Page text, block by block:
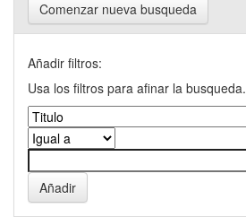
Comenzar nueva busqueda
Añadir filtros:
Usa los filtros para afinar la busqueda.